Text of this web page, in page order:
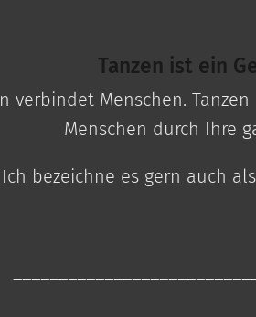
Tanzen ist ein
verbindet Menschen.
Menschen durch Ihre
Ich bezeichne es gern auch